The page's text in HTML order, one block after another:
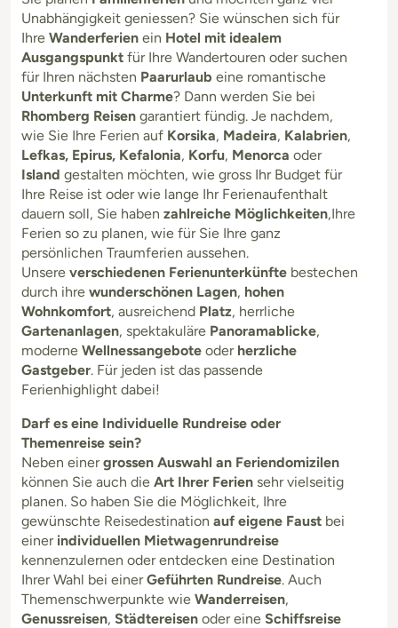
Unabhängigkeit geniessen? Sie wünschen sich für
Ihre Wanderferien ein Hotel mit idealem
Ausgangspunkt für Ihre Wandertouren oder suchen
für Ihren nächsten Paarurlaub eine romantische
Unterkunft mit Charme? Dann werden Sie bei
Rhomberg Reisen garantiert fündig. Je nachdem,
wie Sie Ihre Ferien auf Korsika, Madeira, Kalabrien,
Lefkas, Epirus, Kefalonia, Korfu, Menorca oder
Island gestalten möchten, wie gross Ihr Budget für
Ihre Reise ist oder wie lange Ihr Ferienaufenthalt
dauern soll, Sie haben zahlreiche Möglichkeiten,Ihre
Ferien so zu planen, wie für Sie Ihre ganz
persönlichen Traumferien aussehen.
Unsere verschiedenen Ferienunterkünfte bestechen
durch ihre wunderschönen Lagen, hohen
Wohnkomfort, ausreichend Platz, herrliche
Gartenanlagen, spektakuläre Panoramablicke,
moderne Wellnessangebote oder herzliche
Gastgeber. Für jeden ist das passende
Ferienhighlight dabei!
Darf es eine Individuelle Rundreise oder
Themenreise sein?
Neben einergrossen Auswahl an Feriendomizilen
können Sie auch die Art Ihrer Ferien sehr vielseitig
planen. So haben Sie die Möglichkeit, Ihre
gewünschte Reisedestination auf eigene Faust bei
einer individuellen Mietwagenrundreise
kennenzulernen oder entdecken eine Destination
Ihrer Wahl bei einerGeführten Rundreise. Auch
Themenschwerpunkte wie Wanderreisen,
Genussreisen, Städtereisen oder eine Schiffsreise